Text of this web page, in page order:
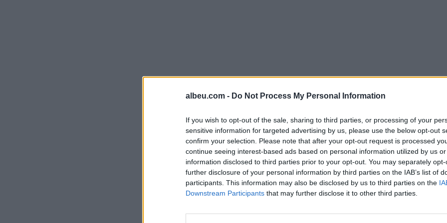
albeu.com - Do Not Process My Personal Information
If you wish to opt-out of the sale, sharing to third parties, or processing of your
sensitive information for targeted advertising by us, please use the below opt-out
confirm your selection. Please note that after your opt-out request is processed
continue seeing interest-based ads based on personal information utilized by us
information disclosed to third parties prior to your opt-out. You may separately
further disclosure of your personal information by third parties on the IAB’s list of
participants. This information may also be disclosed by us to third parties on the
Downstream Participants that may further disclose it to other third parties.